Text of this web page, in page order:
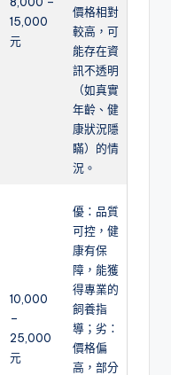
15,000
元
價格相對
較高，可
能存在資
訊不透明
（如真實
年齡、健
康狀況隱
瞞）的情
況。
10,000
–
25,000
元
優：品質
可控，健
康有保
障，能獲
得專業的
飼養指
導；劣：
價格偏
高，部分